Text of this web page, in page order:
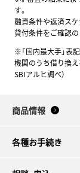
す。
融資条件や返済スケ
貸付条件をご確認の
※「国内最大手」表
機関のうち借り換え
SBIアルヒ調べ）
商品情報
各種お手続き